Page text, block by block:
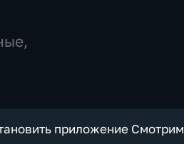
приложение Смотрим